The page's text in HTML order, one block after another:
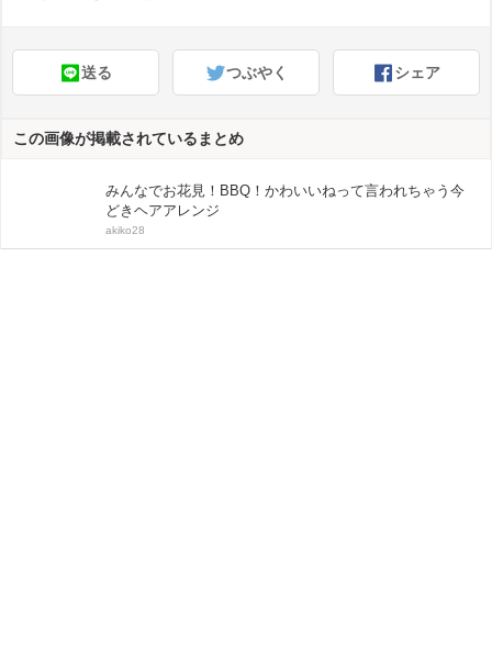
送る つぶやく シェア
この画像が掲載されているまとめ
みんなでお花見！BBQ！かわいいねって言われちゃう今
どきヘアアレンジ
akiko28